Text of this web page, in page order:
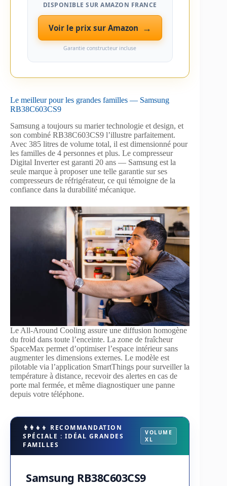
DISPONIBLE SUR AMAZON FRANCE
Voir le prix sur Amazon →
Garantie constructeur incluse
Le meilleur pour les grandes familles — Samsung
RB38C603CS9
Samsung a toujours su marier technologie et design, et
son combiné RB38C603CS9 l’illustre parfaitement.
Avec 385 litres de volume total, il est dimensionné pour
les familles de 4 personnes et plus. Le compresseur
Digital Inverter est garanti 20 ans — Samsung est la
seule marque à proposer une telle garantie sur ses
compresseurs de réfrigérateur, ce qui témoigne de la
confiance dans la durabilité mécanique.
Le All-Around Cooling assure une diffusion homogène
du froid dans toute l’enceinte. La zone de fraîcheur
SpaceMax permet d’optimiser l’espace intérieur sans
augmenter les dimensions externes. Le modèle est
pilotable via l’application SmartThings pour surveiller la
température à distance, recevoir des alertes en cas de
porte mal fermée, et même diagnostiquer une panne
depuis votre téléphone.
👨‍👩‍👧‍👦 RECOMMANDATION
SPÉCIALE : IDÉAL GRANDES
FAMILLES
VOLUME
XL
Samsung RB38C603CS9